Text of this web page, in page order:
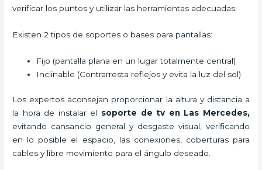
verificar los puntos y utilizar las herramientas adecuadas.
Existen 2 tipos de soportes o bases para pantallas:
Fijo (pantalla plana en un lugar totalmente central)
Inclinable (Contrarresta reflejos y evita la luz del sol)
Los expertos aconsejan proporcionar la altura y distancia a
la hora de instalar el soporte de tv en Las Mercedes,
evitando cansancio general y desgaste visual, verificando
en lo posible el espacio, las conexiones, coberturas para
cables y libre movimiento para el ángulo deseado.